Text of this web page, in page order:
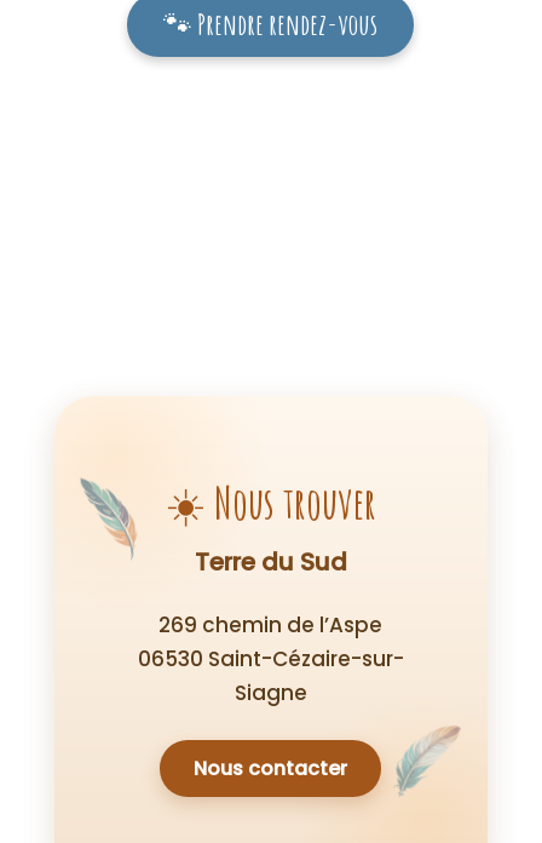
🐾 Prendre rendez-vous
☀️ Nous trouver
Terre du Sud
269 chemin de l’Aspe
06530 Saint-Cézaire-sur-
Siagne
Nous contacter